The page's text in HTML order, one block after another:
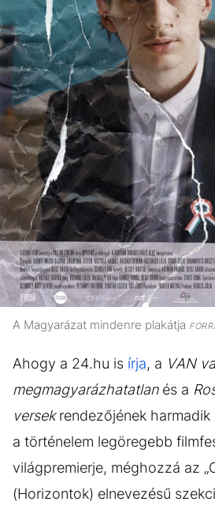
A Magyarázat mindenre plakátja
Ahogy a 24.hu is írja, a VAN
megmagyarázhatatlanés a
versekrendezőjének
a történelem legöregebb
világpremierje, méghozzá az
(Horizontok) elnevezésű